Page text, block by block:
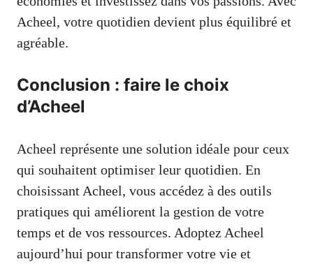
Acheel, votre quotidien devient plus équilibré et
agréable.
Conclusion : faire le choix
d’Acheel
Acheel représente une solution idéale pour ceux
qui souhaitent optimiser leur quotidien. En
choisissant Acheel, vous accédez à des outils
pratiques qui améliorent la gestion de votre
temps et de vos ressources. Adoptez Acheel
aujourd’hui pour transformer votre vie et